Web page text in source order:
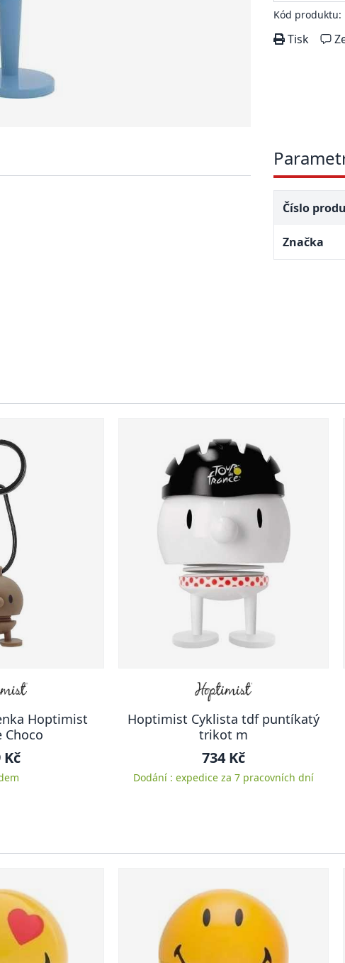
Kód produktu:
Tisk
Číslo
Značka
Hoptimist
Choco
Kč
Hoptimist Cyklista tdf puntíkatý
trikot m
734 Kč
Dodání : expedice za 7 pracovních dní